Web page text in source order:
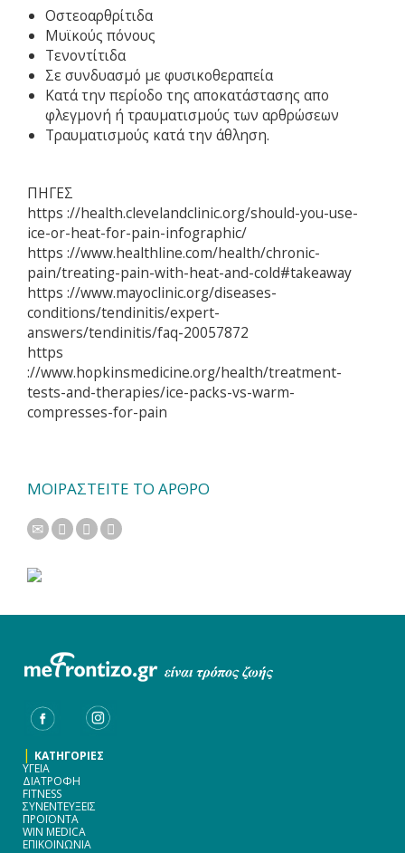
Οστεοαρθρίτιδα
Μυϊκούς πόνους
Τενοντίτιδα
Σε συνδυασμό με φυσικοθεραπεία
Κατά την περίοδο της αποκατάστασης απο
φλεγμονή ή τραυματισμούς των αρθρώσεων
Τραυματισμούς κατά την άθληση.
ΠΗΓΕΣ
https ://health.clevelandclinic.org/should-you-use-
ice-or-heat-for-pain-infographic/
https ://www.healthline.com/health/chronic-
pain/treating-pain-with-heat-and-cold#takeaway
https ://www.mayoclinic.org/diseases-
conditions/tendinitis/expert-
answers/tendinitis/faq-20057872
https
://www.hopkinsmedicine.org/health/treatment-
tests-and-therapies/ice-packs-vs-warm-
compresses-for-pain
ΜΟΙΡΑΣΤΕΙΤΕ ΤΟ ΑΡΘΡΟ
| ΚΑΤΗΓΟΡΙΕΣ
ΥΓΕΙΑ
ΔΙΑΤΡΟΦΗ
FITNESS
ΣΥΝΕΝΤΕΥΞΕΙΣ
ΠΡΟΪΟΝΤΑ
WIN MEDICA
ΕΠΙΚΟΙΝΩΝΙΑ